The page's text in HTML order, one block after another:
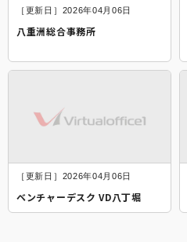
［更新日］2026年04月06日
八重洲総合事務所
［更新日］2026年04月06日
ベンチャーデスク VD八丁堀